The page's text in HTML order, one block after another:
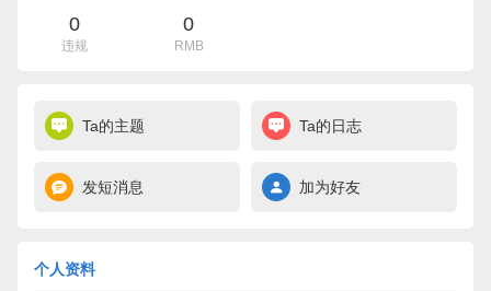
0
违规
0
RMB
Ta的主题 Ta的日志
发短消息 加为好友
个人资料